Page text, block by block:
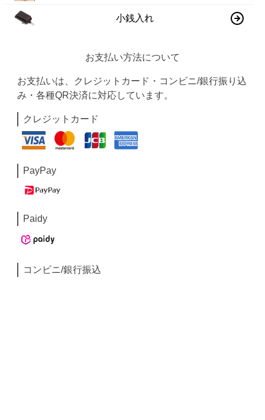
小銭入れ
お支払い方法について
お支払いは、クレジットカード・コンビニ/銀行振り込
み・各種QR決済に対応しています。
クレジットカード
PayPay
Paidy
コンビニ/銀行振込